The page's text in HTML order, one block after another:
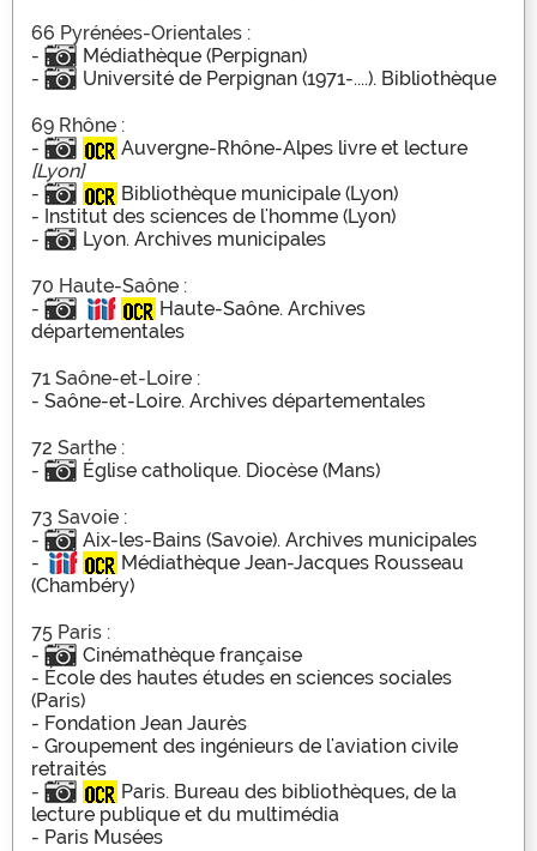
66 Pyrénées-Orientales :
-
Médiathèque (Perpignan)
-
Université de Perpignan (1971-....). Bibliothèque
69 Rhône :
-
Auvergne-Rhône-Alpes livre et lecture
[Lyon]
-
Bibliothèque municipale (Lyon)
- Institut des sciences de l'homme (Lyon)
-
Lyon. Archives municipales
70 Haute-Saône :
-
Haute-Saône. Archives
départementales
71 Saône-et-Loire :
- Saône-et-Loire. Archives départementales
72 Sarthe :
-
Église catholique. Diocèse (Mans)
73 Savoie :
-
Aix-les-Bains (Savoie). Archives municipales
-
Médiathèque Jean-Jacques Rousseau
(Chambéry)
75 Paris :
-
Cinémathèque française
- École des hautes études en sciences sociales
(Paris)
- Fondation Jean Jaurès
- Groupement des ingénieurs de l'aviation civile
retraités
-
Paris. Bureau des bibliothèques, de la
lecture publique et du multimédia
- Paris Musées